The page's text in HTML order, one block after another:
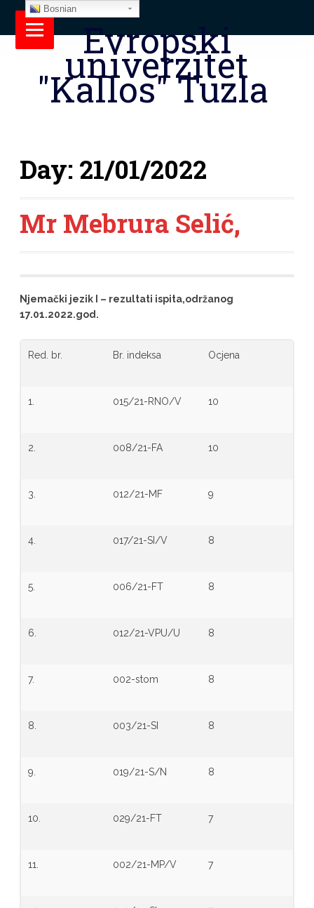
Evropski
univerzitet
"Kallos" Tuzla
Day: 21/01/2022
Mr Mebrura Selić,
Njemački jezik I – rezultati ispita,održanog
17.01.2022.god.
Red. br. Br. indeksa Ocjena
1. 015/21-RNO/V 10
2. 008/21-FA 10
3. 012/21-MF 9
4. 017/21-SI/V 8
5. 006/21-FT 8
6. 012/21-VPU/U 8
7. 002-stom 8
8. 003/21-SI 8
9. 019/21-S/N 8
10. 029/21-FT 7
11. 002/21-MP/V 7
Bosnian